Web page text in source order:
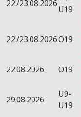
22./23.08.2026
U19
22./23.08.2026O19
22.08.2026 O19
29.08.2026
U9-
U19